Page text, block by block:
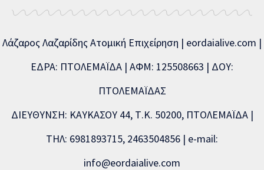
Λάζαρος Λαζαρίδης Ατομική Επιχείρηση | eordaialive.com |
ΕΔΡΑ: ΠΤΟΛΕΜΑΪΔΑ | ΑΦΜ: 125508663 | ΔΟΥ:
ΠΤΟΛΕΜΑΪΔΑΣ
ΔΙΕΥΘΥΝΣΗ: ΚΑΥΚΑΣΟΥ 44, Τ.Κ. 50200, ΠΤΟΛΕΜΑΪΔΑ |
ΤΗΛ: 6981893715, 2463504856 | e-mail:
info@eordaialive.com